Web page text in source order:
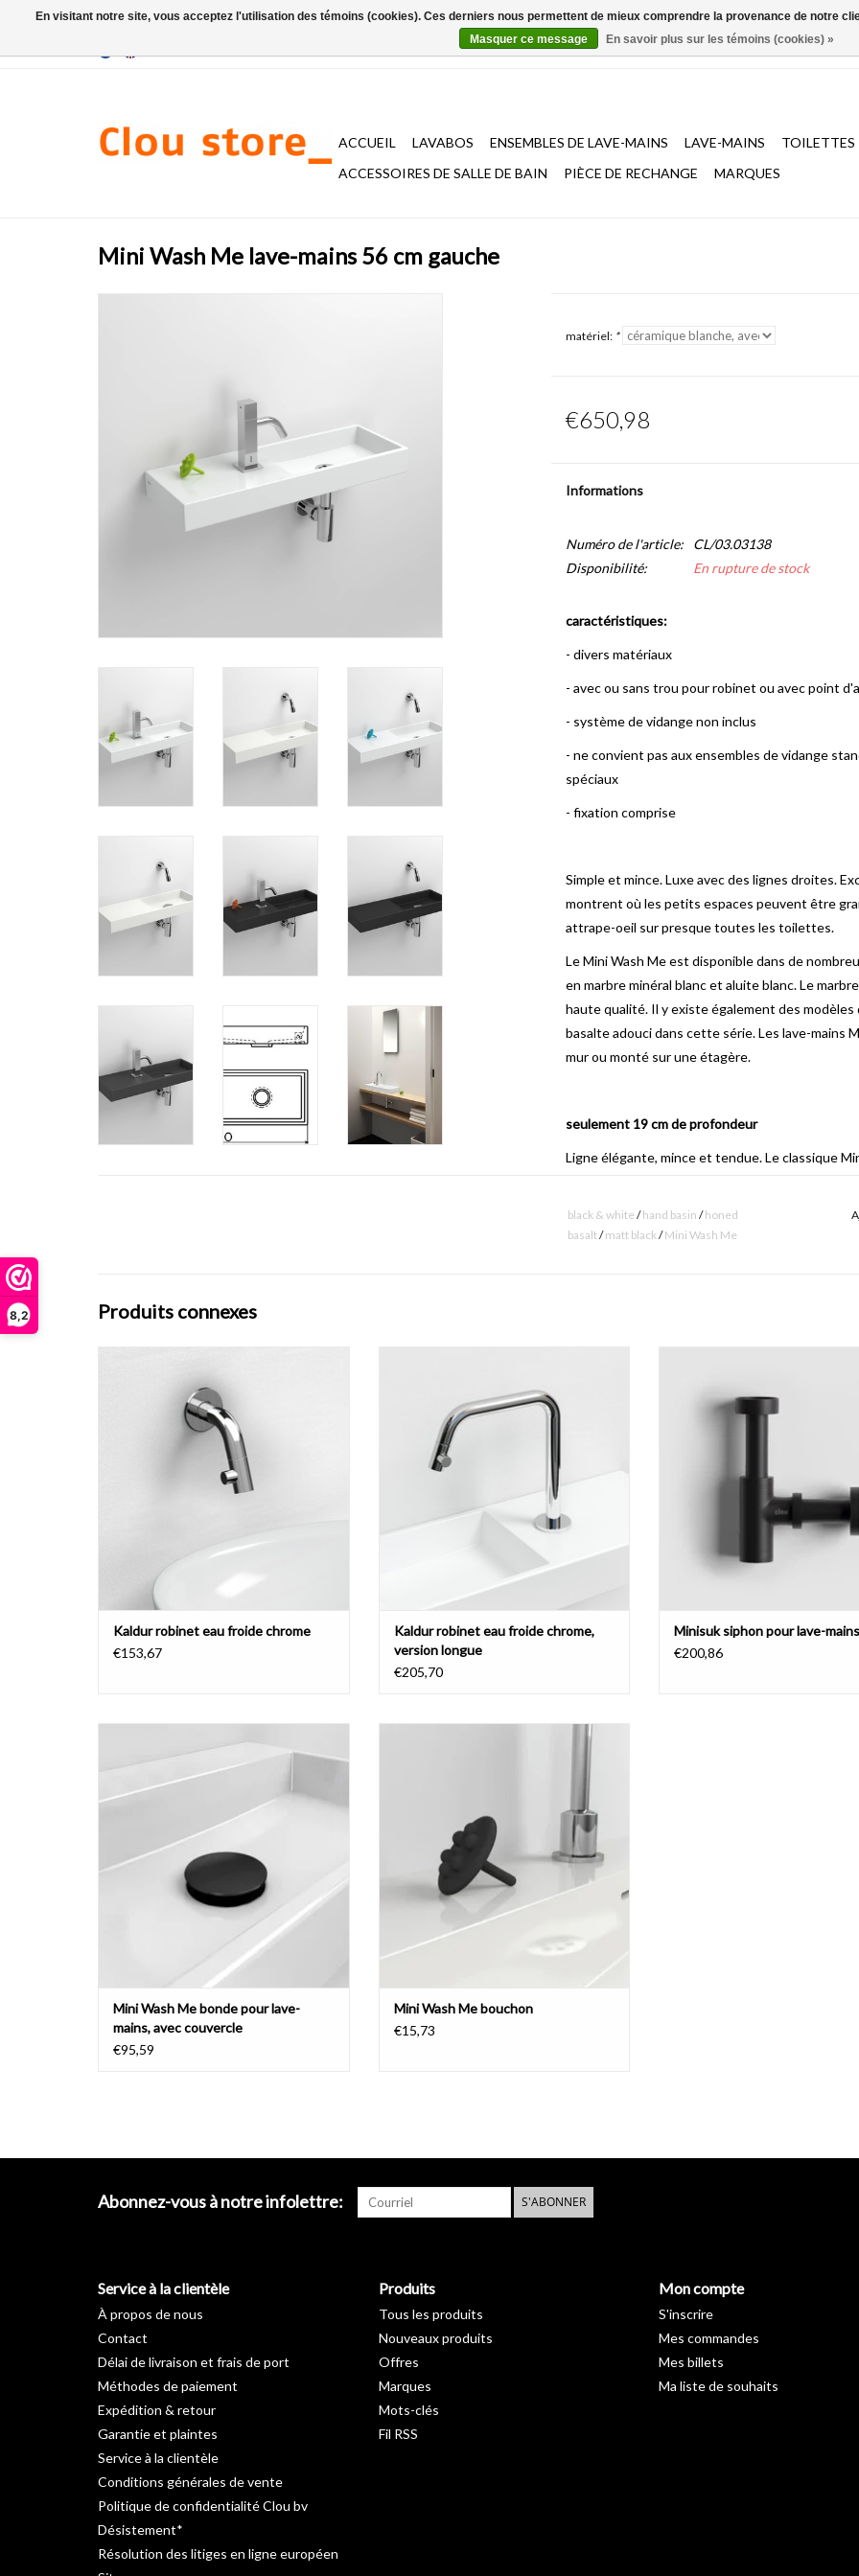
8,2
ACCUEIL LAVABOS ENSEMBLES DE LAVE-MAINS LAVE-MAINS TOILETTES
ACCESSOIRES DE SALLE DE BAIN
PIÈCE DE RECHANGE MARQUES
Mini Wash Me lave-mains 56 cm gauche
matériel: *
€650,98
Informations
Numéro de l'article:
CL/03.03138
Disponibilité:
En rupture de stock
caractéristiques:
- divers matériaux
- avec ou sans trou pour robinet ou avec point
- système de vidange non inclus
- ne convient pas aux ensembles de vidange
spéciaux
- fixation comprise
Simple et mince.Luxe avec des lignes droites.
montrent où les petits espaces peuvent être
attrape-oeil sur presque toutes les toilettes.
Le Mini Wash Me est disponible dans de
en marbre minéral blanc et aluite blanc.Le
haute qualité. Il y existe également des
basalte adouci dans cette série.Les lave-mains
mur ou monté sur une étagère.
seulement 19 cm de profondeur
Ligne élégante, mince et tendue. Le classique
contre le mur, et créer un bassin relativement
La plage pour robinet longue est
Les lave-mains Mini Wash Me doivent être
disponibles avec ou sans couvercle en chrome
design élégant, nous vous recommandons
spécialement conçu pour être utilisé avec de
Les lave-mains Mini Wash Me en céramique et
Les lave-mains en marbre minéral et
dans lesinstructions d'installation
Parce que le bassin est près du mur, il n'y a pas
droit.
l'autre côté, on utilise une fixation standard.
- télécharger les
black & white /hand basin /honed
basalt/matt black/Mini Wash Me
Produits connexes
AJOUTER AU PANIER
Kaldur robinet eau froide chrome
€153,67
AJOUTER AU PANIER
Kaldur robinet eau froide chrome,
version longue
€205,70
Minisuk siphon pour lave-mains
€200,86
couvercle, noir, chrome ou inox brossé.
AJOUTER AU PANIER
Mini Wash Me bonde pour lave-
mains, avec couvercle
€95,59
Bouchon Mini Wash Me pour bonde pour
Mini Wash Me bouchon
€15,73
Abonnez-vous à notre infolettre: S'ABONNER
Service à la clientèle
À propos de nous
Contact
Délai de livraison et frais de port
Méthodes de paiement
Expédition & retour
Garantie et plaintes
Service à la clientèle
Conditions générales de vente
Politique de confidentialité Clou bv
Désistement*
Résolution des litiges en ligne européen
Produits
Tous les produits
Nouveaux produits
Offres
Marques
Mots-clés
Fil RSS
Mon compte
S'inscrire
Mes commandes
Mes billets
Ma liste de souhaits
En visitant notre site, vous acceptez l'utilisation des témoins (cookies). Ces derniers nous permettent de mieux comprendre la provenance de notre
Masquer ce message
En savoir plus sur les témoins (cookies) »